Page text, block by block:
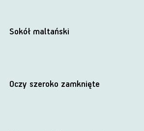
Sokół maltański
Oczy szeroko zamknięte